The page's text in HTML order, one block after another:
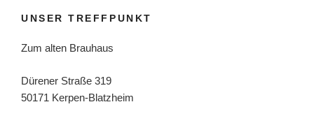
UNSER TREFFPUNKT
Zum alten Brauhaus
Dürener Straße 319
50171 Kerpen-Blatzheim